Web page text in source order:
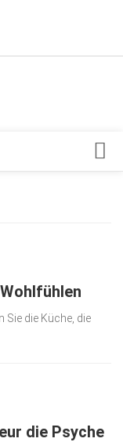
Sie die Küche, die
die Psyche